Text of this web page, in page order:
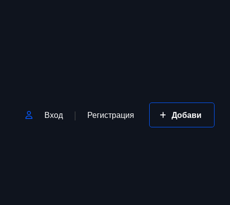
Вход Регистрация Добави